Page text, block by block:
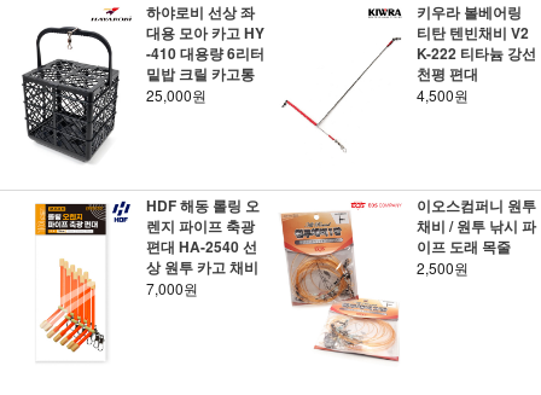
하야로비 선상 좌
대용 모아 카고 HY
-410 대용량 6리터
밑밥 크릴 카고통
25,000원
키우라 볼베어링
티탄 텐빈채비 V2
K-222 티타늄 강선
천평 편대
4,500원
HDF 해동 롤링 오
렌지 파이프 축광
편대 HA-2540 선
상 원투 카고 채비
7,000원
이오스컴퍼니 원투
채비 / 원투 낚시 파
이프 도래 목줄
2,500원